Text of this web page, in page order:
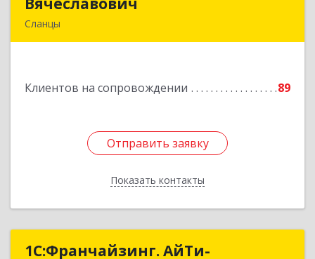
Сланцы
Клиентов на сопровождении 89
Отправить заявку
Показать контакты
Подробнее
Отправить заявку
Назад
1С:Франчайзинг. АйТи-
1С:Франчайзинг. АйТи-